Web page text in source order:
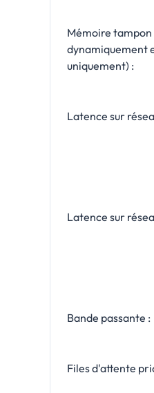
Mémoire
dynamiquement
uniquement) :
Latence sur
Latence sur
Bande passante :
Files d'attente